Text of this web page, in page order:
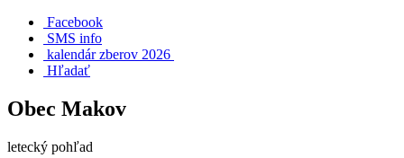
Facebook
SMS info
​ kalendár zberov 2026
Hľadať
Obec Makov
letecký pohľad